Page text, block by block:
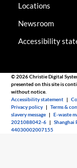
Locations
Newsroom
Accessibility
© 2026 Christie Digital
presented on this site is
without notice.
Accessibility statement |
Privacy policy |Terms &
slavery message |E-waste
2021088042-6 |Shanghai
44030002007155